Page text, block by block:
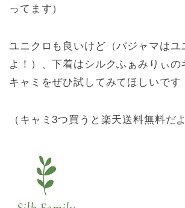
ってます）
ユニクロも良いけど（パジャマはユ
よ！）、下着はシルクふぁみりぃの
キャミをぜひ試してみてほしいです
（キャミ3つ買うと楽天送料無料だよ